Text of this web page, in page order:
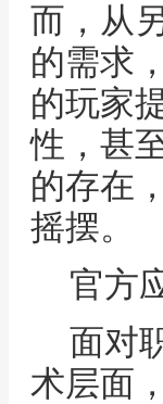
而，从
的需求
的玩家
性，甚
的存在
摇摆。
官方
面对
术层面